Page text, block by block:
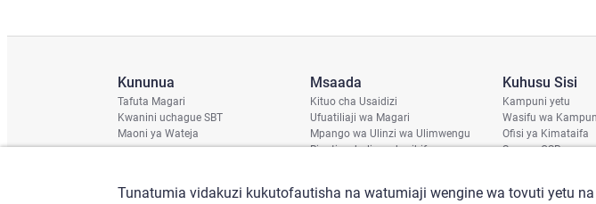
Kununua
Tafuta Magari
Kwanini uchague SBT
Maoni ya Wateja
Msaada
Kituo cha Usaidizi
Ufuatiliaji wa Magari
Mpango wa Ulinzi wa Ulimwengu
Ripoti ya hali ya uharibifu
Kuhusu Sisi
Kampuni yetu
Wasifu wa
Ofisi ya Kimataifa
Sera ya CSR
Tunatumia vidakuzi kukutofautisha na watumiaji wengine wa tovuti yetu